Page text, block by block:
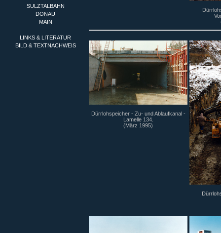
SULZTALBAHN
DONAU
MAIN
LINKS & LITERATUR
BILD & TEXTNACHWEIS
Dürrlohspeicher - Zu- und Ablaufkanal -
Lamelle 134.
(März 1995)